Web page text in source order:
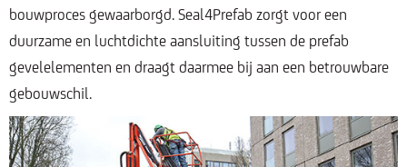
bouwproces gewaarborgd. Seal4Prefab zorgt voor een
duurzame en luchtdichte aansluiting tussen de prefab
gevelelementen en draagt daarmee bij aan een betrouwbare
gebouwschil.